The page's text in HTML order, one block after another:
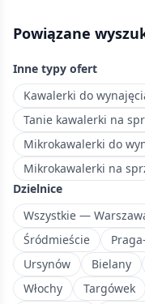
dla
szukających
niedrogiego
mieszkania.
Nowoczesna
dzielnica
Warszawy
z
rozwijającą
się
infrastrukturą
mieszkaniową.
Powiązane
Inne typy ofert
Kawalerki do
Tanie kawalerki na
Mikrokawalerki do
Mikrokawalerki na
Dzielnice
Wszystkie —
Śródmieście
Ursynów
Bielany
Włochy
Targówek